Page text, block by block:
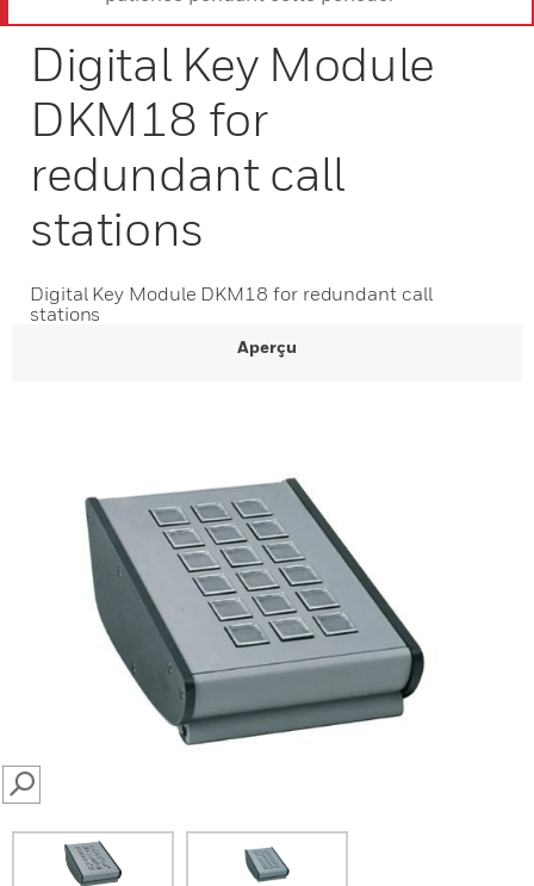
Digital Key Module
DKM18 for
redundant call
stations
Digital Key Module DKM18 for redundant call
stations
Aperçu
SEARCH